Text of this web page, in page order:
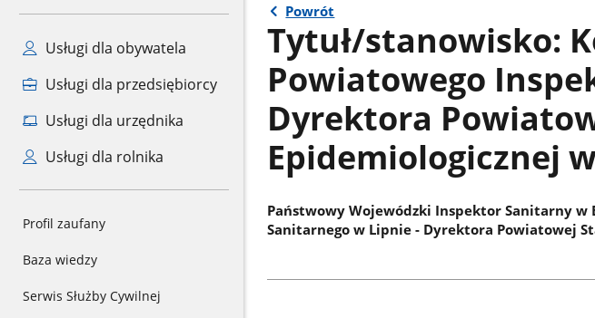
Usługi dla obywatela
Usługi dla przedsiębiorcy
Usługi dla urzędnika
Usługi dla rolnika
Profil zaufany
Baza wiedzy
Serwis Służby Cywilnej
Powrót
Tytuł/stanowisko:
Powiatowego
Dyrektora
Epidemiologicznej
Państwowy Wojewódzki Inspektor Sanitarny w
Sanitarnego w Lipnie - Dyrektora Powiatowej